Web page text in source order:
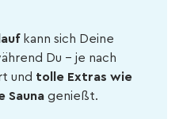
kann sich Deine
Du – je nach
und tolle Extras wie
Sauna genießt.